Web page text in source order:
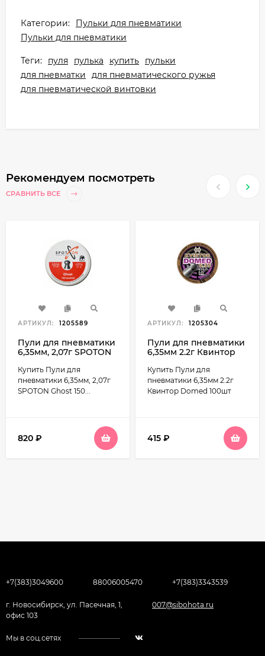
Категории:
Пульки для пневматики
Пульки для пневматики
Теги: пуля пулька купить
пульки
для пневматки
для пневматического ружья
для пневматической винтовки
Рекомендуем посмотреть
СРАВНИТЬ ВСЕ
АРТИКУЛ: 1205589
Пули для пневматики
6,35мм, 2,07г SPOTON
Купить Пули для
пневматики 6,35мм, 2,07г
SPOTON Ghost 150...
820 ₽
АРТИКУЛ: 1205304
Пули для пневматики
6,35мм 2.2г Квинтор
Купить Пули для
пневматики 6,35мм 2.2г
Квинтор Domed 100шт
415 ₽
+7(383)3049600 88006005470 +7(383)3343539
г. Новосибирск, ул. Пасечная, 1,
офис 103
007@sibohota.ru
Мы в соц.сетях